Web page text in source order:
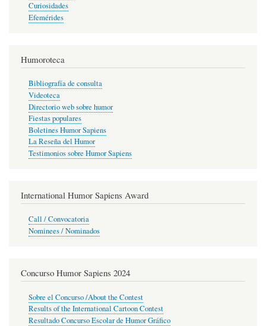
Curiosidades
Efemérides
Humoroteca
Bibliografía de consulta
Videoteca
Directorio web sobre humor
Fiestas populares
Boletines Humor Sapiens
La Reseña del Humor
Testimonios sobre Humor Sapiens
International Humor Sapiens Award
Call / Convocatoria
Nominees / Nominados
Concurso Humor Sapiens 2024
Sobre el Concurso /About the Contest
Results of the International Cartoon Contest
Resultado Concurso Escolar de Humor Gráfico